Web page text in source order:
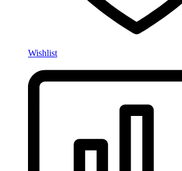
Wishlist